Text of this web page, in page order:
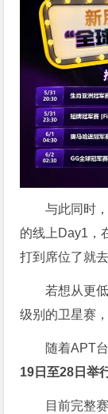
与此同时
的线上Day1，
打到席位了就
若想从更
级别的卫星赛
随着APT
19 日至28 日举
目前完整